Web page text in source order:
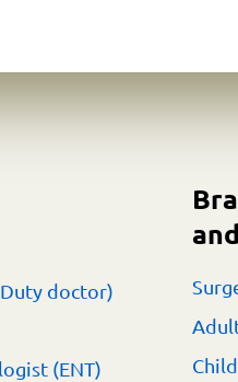
doctor)
(ENT)